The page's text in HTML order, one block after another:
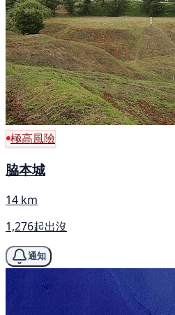
極高風險
脇本城
14 km
1,276起出沒
通知